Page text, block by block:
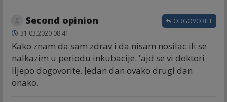
Second opinion
31.03.2020 08:41
Kako znam da sam zdrav i da nisam nosilac ili se
nalkazim u periodu inkubacije. 'ajd se vi doktori
lijepo dogovorite. Jedan dan ovako drugi dan
onako.
ODGOVORITE